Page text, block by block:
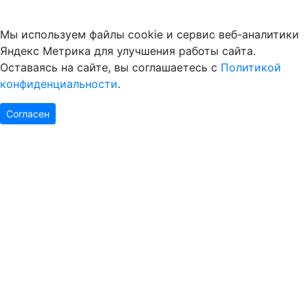
Мы используем файлы cookie и сервис веб-аналитики
Яндекс Метрика для улучшения работы сайта.
Оставаясь на сайте, вы соглашаетесь с Политикой
конфиденциальности.
Согласен